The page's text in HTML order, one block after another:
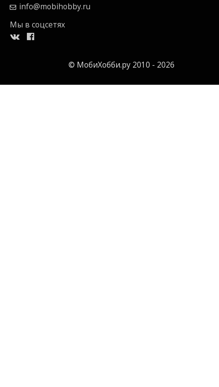
info@mobihobby.ru
Мы в соцсетях
© МобиХобби.ру 2010 - 2026